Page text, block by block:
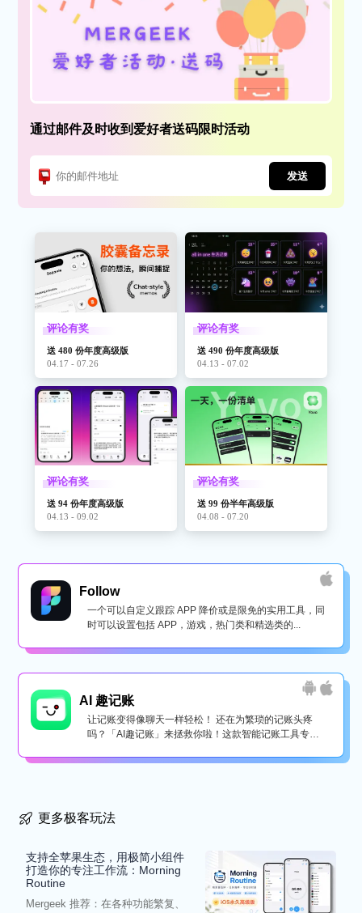
通过邮件及时收到爱好者送码限时活动
发送
评论有奖
送 480 份年度高级版
04.17 - 07.26
评论有奖
送 490 份年度高级版
04.13 - 07.02
评论有奖
送 94 份年度高级版
04.13 - 09.02
评论有奖
送 99 份半年高级版
04.08 - 07.20
Follow
一个可以自定义跟踪 APP 降价或是限免的实用工具，同
时可以设置包括 APP，游戏，热门类和精选类的...
AI 趣记账
让记账变得像聊天一样轻松！ 还在为繁琐的记账头疼
吗？「AI趣记账」来拯救你啦！这款智能记账工具专为
更多极客玩法
支持全苹果生态，用极简小组件
打造你的专注工作流：Morning
Routine
Mergeek 推荐：在各种功能繁复、